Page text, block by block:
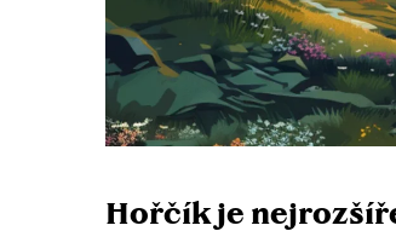
Hořčík je